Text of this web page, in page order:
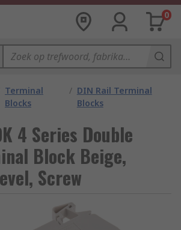
0
Terminal
Blocks
/ DIN Rail Terminal
Blocks
4 Series Double
Block Beige,
Screw